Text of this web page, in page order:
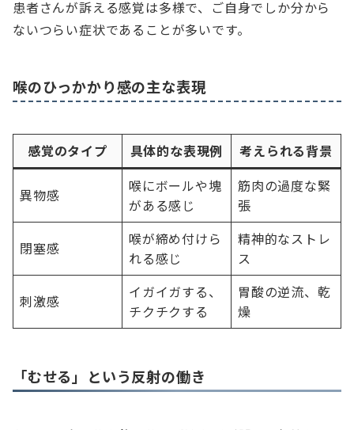
患者さんが訴える感覚は多様で、ご自身でしか分から
ないつらい症状であることが多いです。
喉のひっかかり感の主な表現
感覚のタイプ 具体的な表現例 考えられる背景
異物感
喉にボールや塊
がある感じ
筋肉の過度な緊
張
閉塞感
喉が締め付けら
れる感じ
精神的なストレ
ス
刺激感
イガイガする、
チクチクする
胃酸の逆流、乾
燥
「むせる」という反射の働き